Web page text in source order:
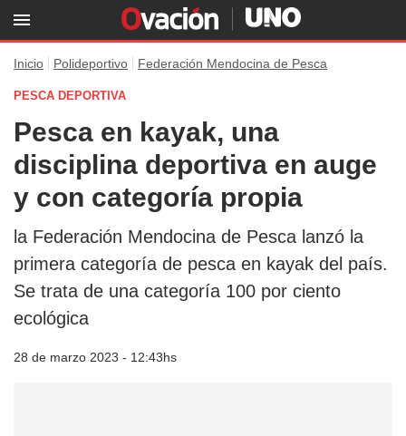
Inicio Polideportivo Federación Mendocina de Pesca
PESCA DEPORTIVA
Pesca en kayak, una
disciplina deportiva en auge
y con categoría propia
la Federación Mendocina de Pesca lanzó la
primera categoría de pesca en kayak del país.
Se trata de una categoría 100 por ciento
ecológica
28 de marzo 2023 - 12:43hs